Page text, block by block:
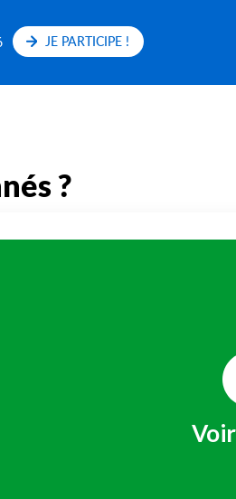
JE PARTICIPE !
?